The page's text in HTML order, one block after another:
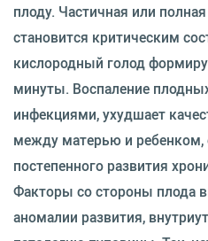
плоду. Частичная или
становится критическим
кислородный голод
минуты. Воспаление
инфекциями, ухудшает
между матерью и ребенком,
постепенного развития
Факторы со стороны плода
аномалии развития,